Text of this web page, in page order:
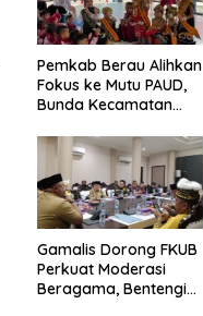
Pemkab Berau Alihkan
Fokus ke Mutu PAUD,
Bunda Kecamatan
Pengawasan
Gamalis Dorong FKUB
Perkuat Moderasi
Beragama, Bentengi